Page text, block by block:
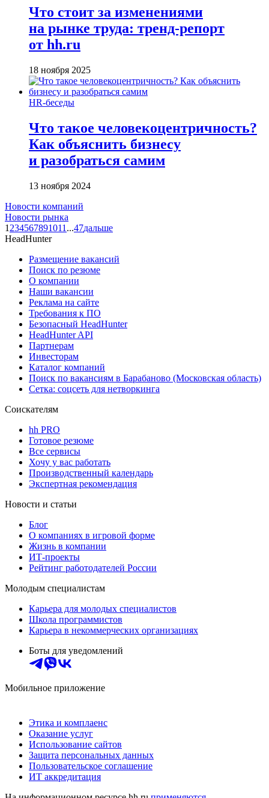
Что стоит за изменениями
на рынке труда: тренд-репорт
от hh.ru
18 ноября 2025
HR-беседы
Что такое человеко­центричность?
Как объяснить бизнесу
и разобраться самим
13 ноября 2024
Новости компаний
Новости рынка
1 234567891011 ...47дальше
HeadHunter
Размещение вакансий
Поиск по резюме
О компании
Наши вакансии
Реклама на сайте
Требования к ПО
Безопасный HeadHunter
HeadHunter API
Партнерам
Инвесторам
Каталог компаний
Поиск по вакансиям в Барабаново (Московская область)
Сетка: соцсеть для нетворкинга
Соискателям
hh PRO
Готовое резюме
Все сервисы
Хочу у вас работать
Производственный календарь
Экспертная рекомендация
Новости и статьи
Блог
О компаниях в игровой форме
Жизнь в компании
ИТ-проекты
Рейтинг работодателей России
Молодым специалистам
Карьера для молодых специалистов
Школа программистов
Карьера в некоммерческих организациях
Боты для уведомлений
Мобильное приложение
Этика и комплаенс
Оказание услуг
Использование сайтов
Защита персональных данных
Пользовательское соглашение
ИТ аккредитация